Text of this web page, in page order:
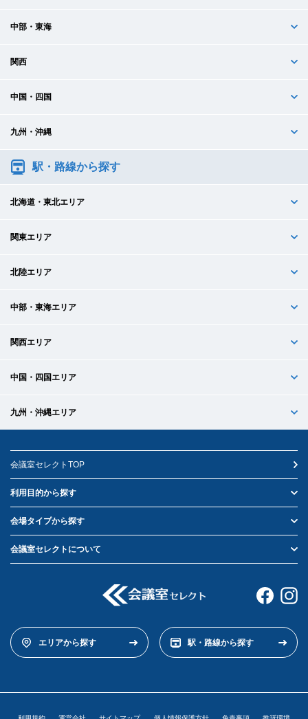
中部・東海
関西
中国・四国
九州・沖縄
駅・路線から探す
北海道・東北エリア
関東エリア
北陸エリア
中部・東海エリア
関西エリア
中国・四国エリア
九州・沖縄エリア
会議室セレクトTOP
利用目的から探す
会場タイプから探す
会議室セレクトについて
エリアから探す 駅・路線から探す